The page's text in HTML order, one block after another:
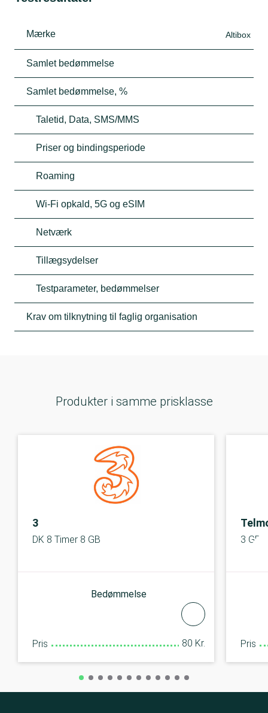
Mærke Altibox
Samlet bedømmelse
Samlet bedømmelse, %
Taletid, Data, SMS/MMS
Priser og bindingsperiode
Roaming
Wi-Fi opkald, 5G og eSIM
Netværk
Tillægsydelser
Testparameter, bedømmelser
Krav om tilknytning til faglig organisation
Produkter i samme prisklasse
3
DK 8 Timer 8 GB
Bedømmelse
Pris 80 Kr.
3 GB
Pris